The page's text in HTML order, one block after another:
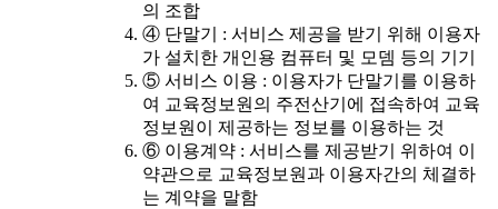
의 조합
④ 단말기 : 서비스 제공을 받기 위해 이용자
가 설치한 개인용 컴퓨터 및 모뎀 등의 기기
⑤ 서비스 이용 : 이용자가 단말기를 이용하
여 교육정보원의 주전산기에 접속하여 교육
정보원이 제공하는 정보를 이용하는 것
⑥ 이용계약 : 서비스를 제공받기 위하여 이
약관으로 교육정보원과 이용자간의 체결하
는 계약을 말함